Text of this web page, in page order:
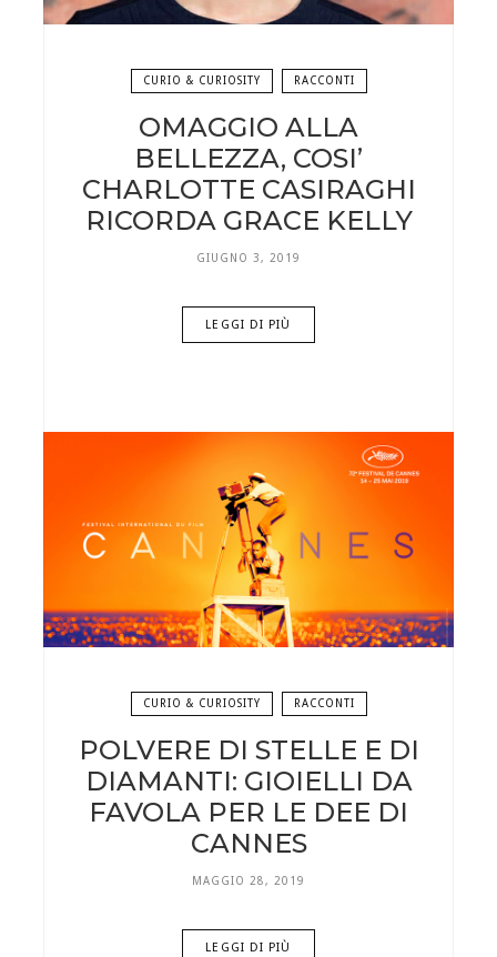
CURIO & CURIOSITY RACCONTI
OMAGGIO ALLA
BELLEZZA, COSI’
CHARLOTTE CASIRAGHI
RICORDA GRACE KELLY
GIUGNO 3, 2019
LEGGI DI PIÙ
CURIO & CURIOSITY RACCONTI
POLVERE DI STELLE E DI
DIAMANTI: GIOIELLI DA
FAVOLA PER LE DEE DI
CANNES
MAGGIO 28, 2019
LEGGI DI PIÙ